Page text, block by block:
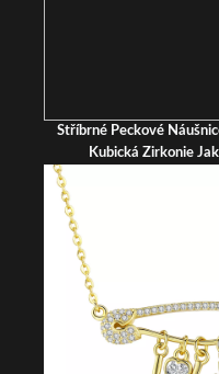
Stříbrné Peckové
Kubická Zirkonie